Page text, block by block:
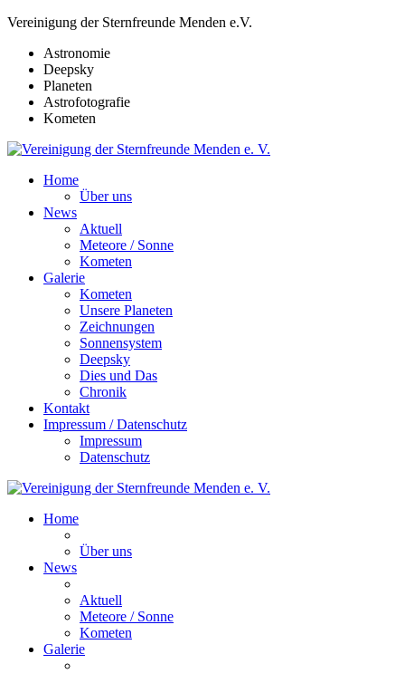
Vereinigung der Sternfreunde Menden e.V.
Astronomie
Deepsky
Planeten
Astrofotografie
Kometen
Home
Über uns
News
Aktuell
Meteore / Sonne
Kometen
Galerie
Kometen
Unsere Planeten
Zeichnungen
Sonnensystem
Deepsky
Dies und Das
Chronik
Kontakt
Impressum / Datenschutz
Impressum
Datenschutz
Home
Über uns
News
Aktuell
Meteore / Sonne
Kometen
Galerie